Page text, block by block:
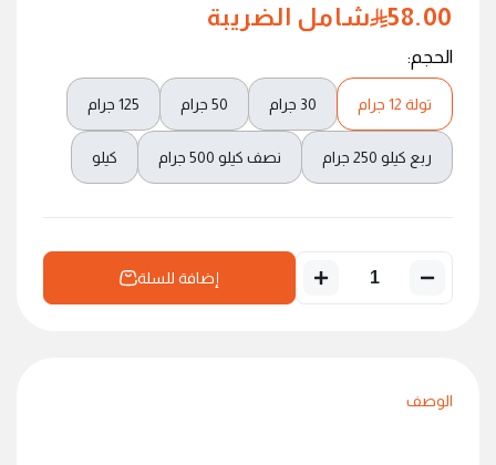
58.00 شامل الضريبة
الحجم:
تولة 12 جرام 30 جرام 50 جرام 125 جرام
ربع كيلو 250 جرام نصف كيلو 500 جرام كيلو
إضافة للسلة
الوصف